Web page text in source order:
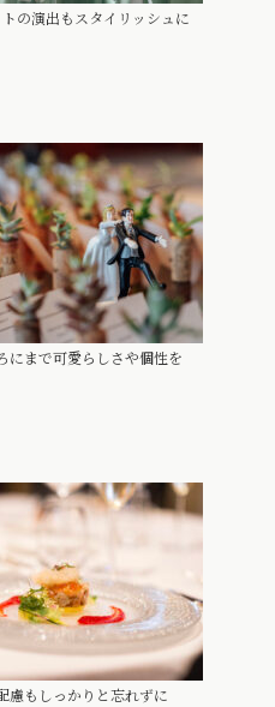
の演出もスタイリッシュに
にまで可愛らしさや個性を
慮もしっかりと忘れずに